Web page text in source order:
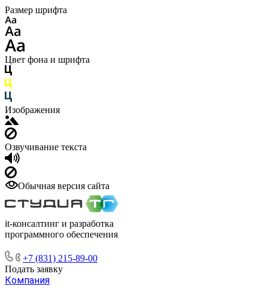
Размер шрифта
Цвет фона и шрифта
Изображения
Озвучивание текста
Обычная версия сайта
it-консалтинг и разработка
программного обеспечения
+7 (831) 215-89-00
Подать заявку
Компания